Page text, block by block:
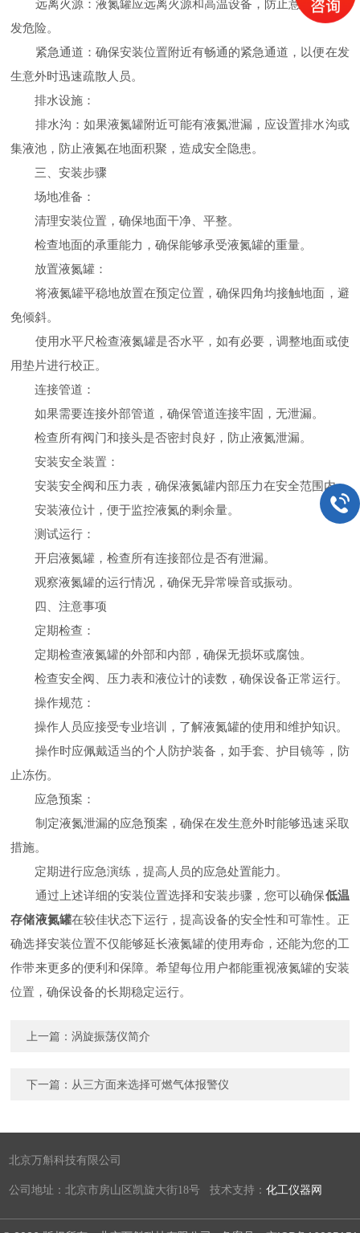
远离火源：液氮罐应远离火源和高温设备，防止意外火灾引
发危险。
紧急通道：确保安装位置附近有畅通的紧急通道，以便在发
生意外时迅速疏散人员。
排水设施：
排水沟：如果液氮罐附近可能有液氮泄漏，应设置排水沟或
集液池，防止液氮在地面积聚，造成安全隐患。
三、安装步骤
场地准备：
清理安装位置，确保地面干净、平整。
检查地面的承重能力，确保能够承受液氮罐的重量。
放置液氮罐：
将液氮罐平稳地放置在预定位置，确保四角均接触地面，避
免倾斜。
使用水平尺检查液氮罐是否水平，如有必要，调整地面或使
用垫片进行校正。
连接管道：
如果需要连接外部管道，确保管道连接牢固，无泄漏。
检查所有阀门和接头是否密封良好，防止液氮泄漏。
安装安全装置：
安装安全阀和压力表，确保液氮罐内部压力在安全范围内。
安装液位计，便于监控液氮的剩余量。
测试运行：
开启液氮罐，检查所有连接部位是否有泄漏。
观察液氮罐的运行情况，确保无异常噪音或振动。
四、注意事项
定期检查：
定期检查液氮罐的外部和内部，确保无损坏或腐蚀。
检查安全阀、压力表和液位计的读数，确保设备正常运行。
操作规范：
操作人员应接受专业培训，了解液氮罐的使用和维护知识。
操作时应佩戴适当的个人防护装备，如手套、护目镜等，防
止冻伤。
应急预案：
制定液氮泄漏的应急预案，确保在发生意外时能够迅速采取
措施。
定期进行应急演练，提高人员的应急处置能力。
通过上述详细的安装位置选择和安装步骤，您可以确保低温
存储液氮罐在较佳状态下运行，提高设备的安全性和可靠性。正
确选择安装位置不仅能够延长液氮罐的使用寿命，还能为您的工
作带来更多的便利和保障。希望每位用户都能重视液氮罐的安装
位置，确保设备的长期稳定运行。
上一篇：涡旋振荡仪简介
下一篇： 从三方面来选择可燃气体报警仪
北京万斛科技有限公司
公司地址：北京市房山区凯旋大街18号 技术支持：化工仪器网